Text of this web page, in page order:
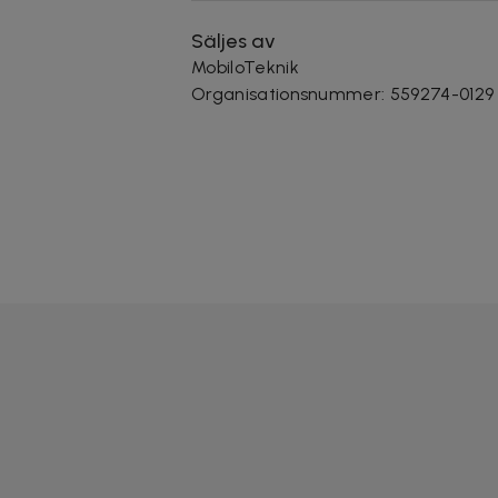
Säljes av
MobiloTeknik
Organisationsnummer: 559274-0129